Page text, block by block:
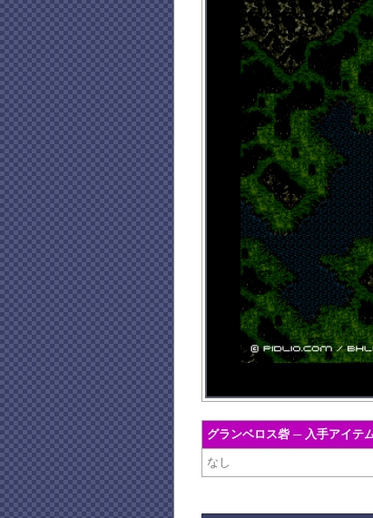
グランベロス砦 ─ 入手アイテ
なし